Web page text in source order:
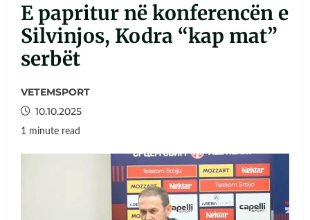
E papritur në konferencën e
Silvinjos, Kodra “kap mat”
serbët
VETEMSPORT
10.10.2025
1 minute read